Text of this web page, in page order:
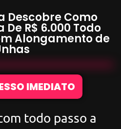
Descobre Como
De R$ 6.000 Todo
Alongamento de
IMEDIATO
todo passo a